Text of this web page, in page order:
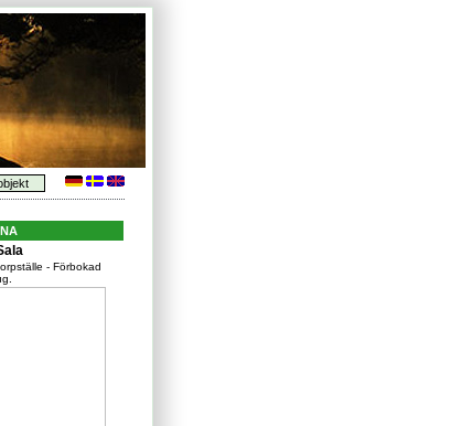
- Förbokad